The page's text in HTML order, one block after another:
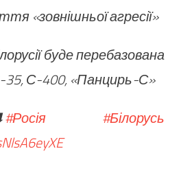
«зовнішньої агресії»
буде перебазована
35, С-400, «Панцирь-С»
#Росія
#Білорусь